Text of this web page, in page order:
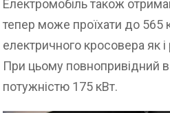
Електромобіль також
тепер може проїхати до 565
електричного кросовера як
При цьому повнопривідний
потужністю 175 кВт.